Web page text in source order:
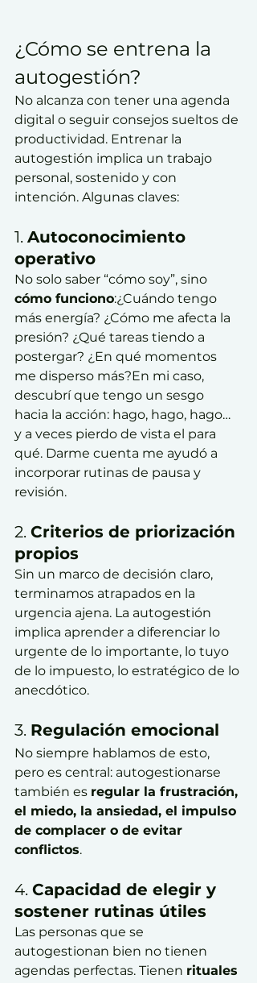
¿Cómo se entrena la
autogestión?
No alcanza con tener una agenda
digital o seguir consejos sueltos de
productividad. Entrenar la
autogestión implica un trabajo
personal, sostenido y con
intención. Algunas claves:
1. Autoconocimiento
operativo
No solo saber “cómo soy”, sino
cómo funciono:¿Cuándo tengo
más energía? ¿Cómo me afecta la
presión? ¿Qué tareas tiendo a
postergar? ¿En qué momentos
me disperso más?En mi caso,
descubrí que tengo un sesgo
hacia la acción: hago, hago, hago…
y a veces pierdo de vista el para
qué. Darme cuenta me ayudó a
incorporar rutinas de pausa y
revisión.
2. Criterios de priorización
propios
Sin un marco de decisión claro,
terminamos atrapados en la
urgencia ajena. La autogestión
implica aprender a diferenciar lo
urgente de lo importante, lo tuyo
de lo impuesto, lo estratégico de lo
anecdótico.
3. Regulación emocional
No siempre hablamos de esto,
pero es central: autogestionarse
también es regular la frustración,
el miedo, la ansiedad, el impulso
de complacer o de evitar
conflictos.
4. Capacidad de elegir y
sostener rutinas útiles
Las personas que se
autogestionan bien no tienen
agendas perfectas. Tienen rituales